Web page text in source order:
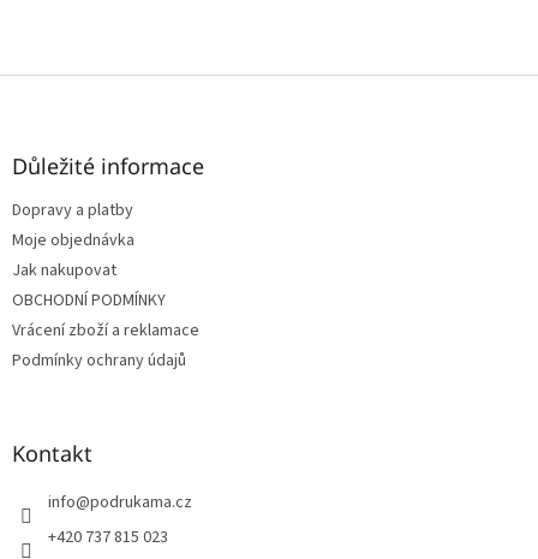
Z
Důležité informace
Dopravy a platby
Moje objednávka
Jak nakupovat
OBCHODNÍ PODMÍNKY
Vrácení zboží a reklamace
Podmínky ochrany údajů
Kontakt
info@podrukama.cz
+420 737 815 023